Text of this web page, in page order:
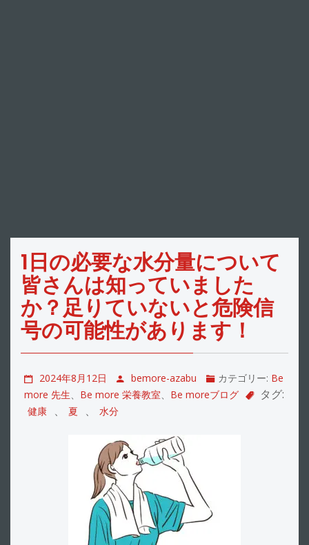
1日の必要な水分量について
皆さんは知っていました
か？足りていないと危険信
号の可能性があります！
2024年8月12日 bemore-azabu カテゴリー: Be
more 先生、 Be more 栄養教室、 Be moreブログ タグ:
健康 、 夏 、 水分